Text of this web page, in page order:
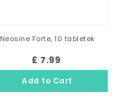
Neosine Forte, 10 tabletek
£ 7.99